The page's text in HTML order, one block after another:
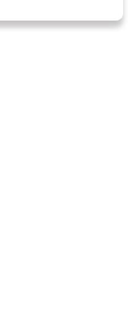
le méga's jopp joes